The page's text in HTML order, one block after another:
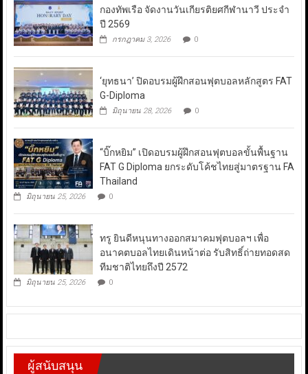
กองทัพเรือ จัดงานวันเกียรติยศกีฬานาวี ประจำ
ปี 2569
กรกฎาคม 3, 2026 0
‘ยุทธนา’ ปิดอบรมผู้ฝึกสอนฟุตบอลหลักสูตร FAT
G-Diploma
มิถุนายน 28, 2026 0
“บิ๊กหยิม” เปิดอบรมผู้ฝึกสอนฟุตบอลขั้นพื้นฐาน
FAT G Diploma ยกระดับโค้ชไทยสู่มาตรฐาน FA
Thailand
มิถุนายน 25, 2026 0
ทรู ยินดีหนุนทางออกสมาคมฟุตบอลฯ เพื่อ
อนาคตบอลไทยเดินหน้าต่อ รับสิทธิ์ถ่ายทอดสด
ทีมชาติไทยถึงปี 2572
มิถุนายน 25, 2026 0
ผู้สนับสนุน